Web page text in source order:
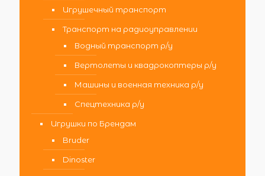
Игрушечный транспорт
Транспорт на радиоуправлении
Водный транспорт р/у
Вертолеты и квадрокоптеры р/у
Машины и военная техника р/у
Спецтехника р/у
Игрушки по Брендам
Bruder
Dinoster